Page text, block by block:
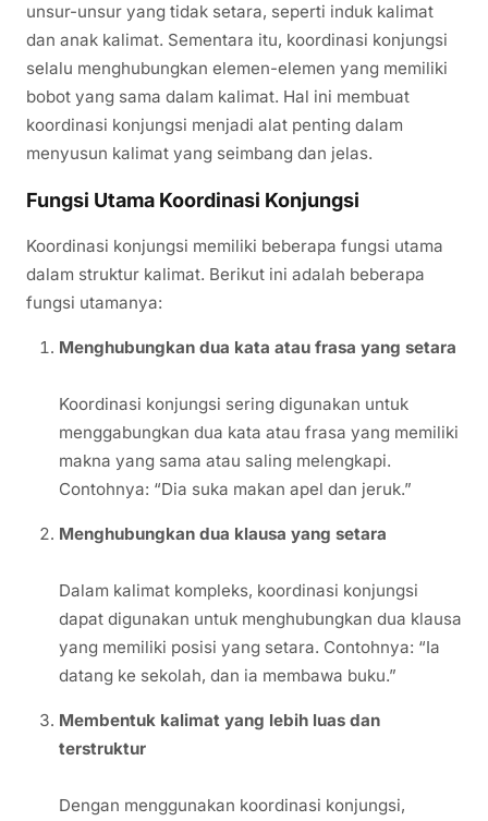
unsur-unsur yang tidak setara, seperti induk kalimat
dan anak kalimat. Sementara itu, koordinasi konjungsi
selalu menghubungkan elemen-elemen yang memiliki
bobot yang sama dalam kalimat. Hal ini membuat
koordinasi konjungsi menjadi alat penting dalam
menyusun kalimat yang seimbang dan jelas.
Fungsi Utama Koordinasi Konjungsi
Koordinasi konjungsi memiliki beberapa fungsi utama
dalam struktur kalimat. Berikut ini adalah beberapa
fungsi utamanya:
Menghubungkan dua kata atau frasa yang setara
Koordinasi konjungsi sering digunakan untuk
menggabungkan dua kata atau frasa yang memiliki
makna yang sama atau saling melengkapi.
Contohnya: “Dia suka makan apel dan jeruk.”
Menghubungkan dua klausa yang setara
Dalam kalimat kompleks, koordinasi konjungsi
dapat digunakan untuk menghubungkan dua klausa
yang memiliki posisi yang setara. Contohnya: “Ia
datang ke sekolah, dan ia membawa buku.”
Membentuk kalimat yang lebih luas dan
terstruktur
Dengan menggunakan koordinasi konjungsi,